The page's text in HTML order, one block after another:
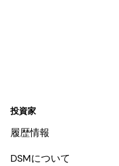
投資家
履歴情報
DSMについて